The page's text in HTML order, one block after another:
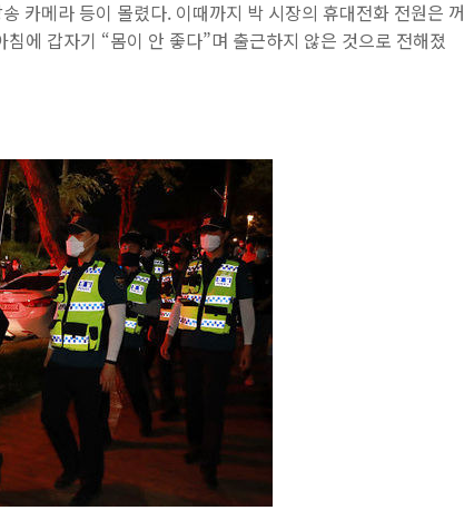
카메라 등이 몰렸다. 이때까지 박 시장의 휴대전화 전원은 꺼
에 갑자기 “몸이 안 좋다”며 출근하지 않은 것으로 전해졌